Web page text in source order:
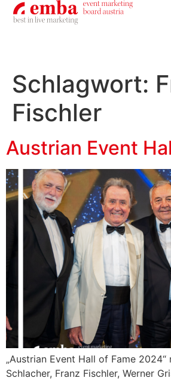
Schlagwort:
Fischler
Austrian Event
„Austrian Event Hall of Fame 2024“
Schlacher, Franz Fischler, Werner